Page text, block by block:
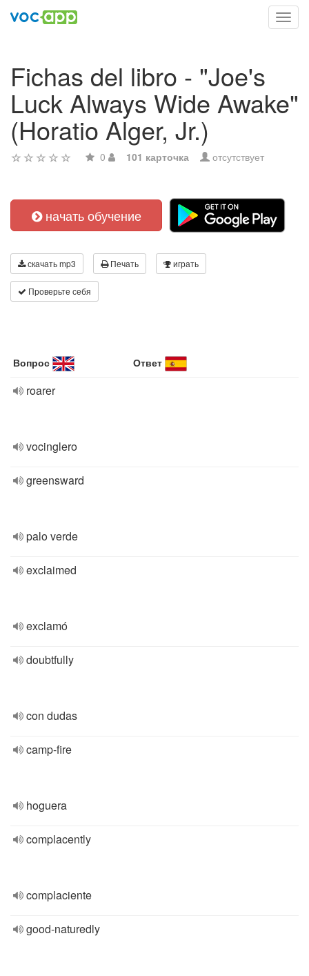
Fichas del libro - "Joe's
Luck Always Wide Awake"
(Horatio Alger, Jr.)
0 101 карточка отсутствует
начать обучение
скачать mp3 Печать играть
Проверьте себя
Вопрос Ответ
roarer
vocinglero
greensward
palo verde
exclaimed
exclamó
doubtfully
con dudas
camp-fire
hoguera
complacently
complaciente
good-naturedly